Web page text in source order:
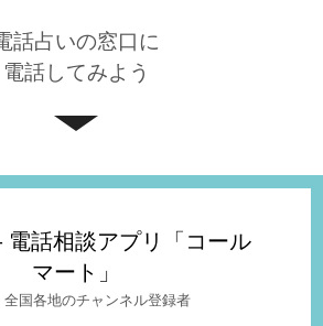
話占いの窓口に
電話してみよう
電話相談アプリ「コール
マート」
全国各地のチャンネル登録者